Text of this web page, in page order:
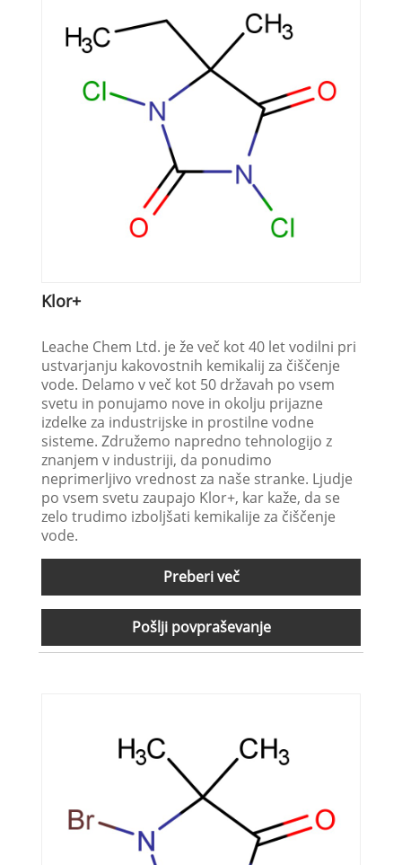
Klor+
Leache Chem Ltd. je že več kot 40 let vodilni pri
ustvarjanju kakovostnih kemikalij za čiščenje
vode. Delamo v več kot 50 državah po vsem
svetu in ponujamo nove in okolju prijazne
izdelke za industrijske in prostilne vodne
sisteme. Združemo napredno tehnologijo z
znanjem v industriji, da ponudimo
neprimerljivo vrednost za naše stranke. Ljudje
po vsem svetu zaupajo Klor+, kar kaže, da se
zelo trudimo izboljšati kemikalije za čiščenje
vode.
Preberi več
Pošlji povpraševanje